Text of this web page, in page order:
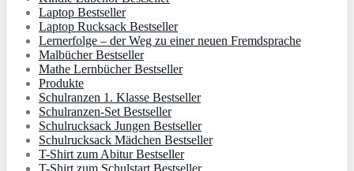
Laptop Bestseller
Laptop Rucksack Bestseller
Lernerfolge – der Weg zu einer neuen Fremdsprache
Malbücher Bestseller
Mathe Lernbücher Bestseller
Produkte
Schulranzen 1. Klasse Bestseller
Schulranzen-Set Bestseller
Schulrucksack Jungen Bestseller
Schulrucksack Mädchen Bestseller
T-Shirt zum Abitur Bestseller
T-Shirt zum Schulstart Bestseller